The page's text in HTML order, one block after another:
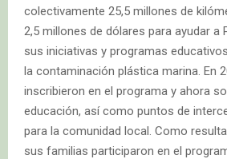
colectivamente 25,5 millones de
2,5 millones de dólares para ayudar a
sus iniciativas y programas
la contaminación plástica marina. En
inscribieron en el programa y ahora
educación, así como puntos de
para la comunidad local. Como
sus familias participaron en el